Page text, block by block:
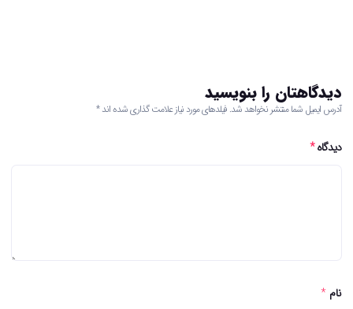
دیدگاهتان را بنویسید
آدرس ایمیل شما منتشر نخواهد شد. فیلدهای مورد نیاز علامت گذاری شده اند *
دیدگاه*
نام *